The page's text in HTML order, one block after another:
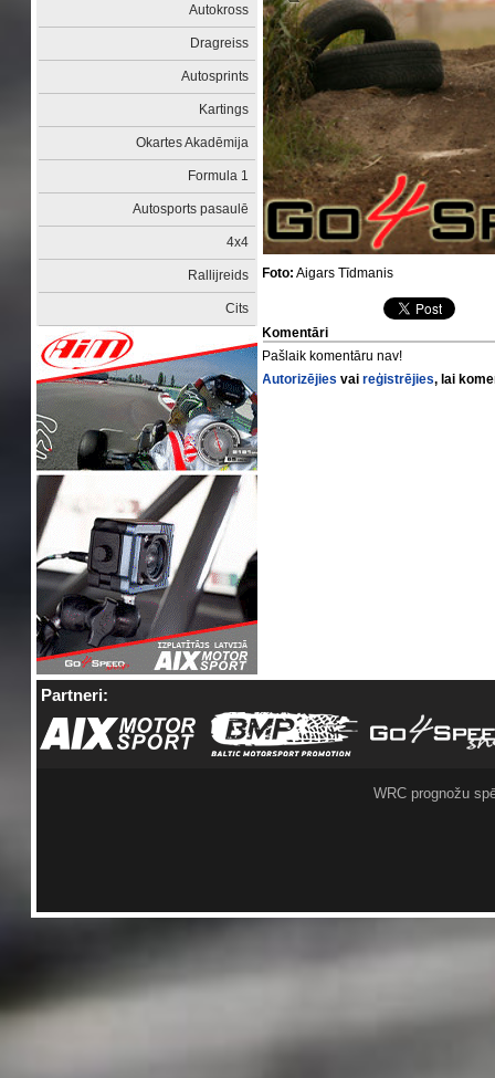
Autokross
Dragreiss
Autosprints
Kartings
Okartes Akadēmija
Formula 1
Autosports pasaulē
4x4
Rallijreids
Cits
Foto: Aigars Tīdmanis
Komentāri
Pašlaik komentāru nav!
Autorizējies vaireģistrējies, lai
Partneri:
WRC prognožu